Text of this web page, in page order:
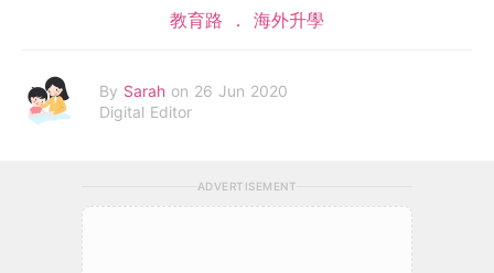
教育路 海外升學
By Sarah on 26 Jun 2020
Digital Editor
ADVERTISEMENT